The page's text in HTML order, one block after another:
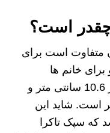
چقدر است؟
متفاوت است برای
متر و برای خانم ها
142سانتی متر می باشد. طول تور 10.6 سانتی متر و
70 سانتی متر است. شاید این
که سپک تاکرا